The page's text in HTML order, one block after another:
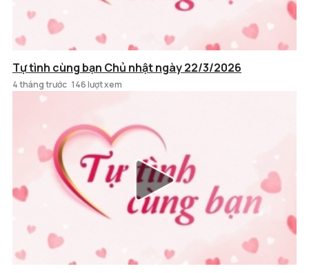
Tự tình cùng bạn Chủ nhật ngày 22/3/2026
4 tháng trước 146 lượt xem